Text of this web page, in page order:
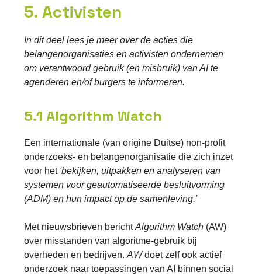
5. Activisten
In dit deel lees je meer over de acties die
belangenorganisaties en activisten ondernemen
om verantwoord gebruik (en misbruik) van AI te
agenderen en/of burgers te informeren.
5.1 Algorithm Watch
Een internationale (van origine Duitse) non-profit
onderzoeks- en belangenorganisatie die zich inzet
voor het 'bekijken, uitpakken en analyseren van
systemen voor geautomatiseerde besluitvorming
(ADM) en hun impact op de samenleving.'
Met nieuwsbrieven berichtAlgorithm Watch (AW)
over misstanden van algoritme-gebruik bij
overheden en bedrijven. AWdoet zelf ook actief
onderzoek naar toepassingen van AI binnen social